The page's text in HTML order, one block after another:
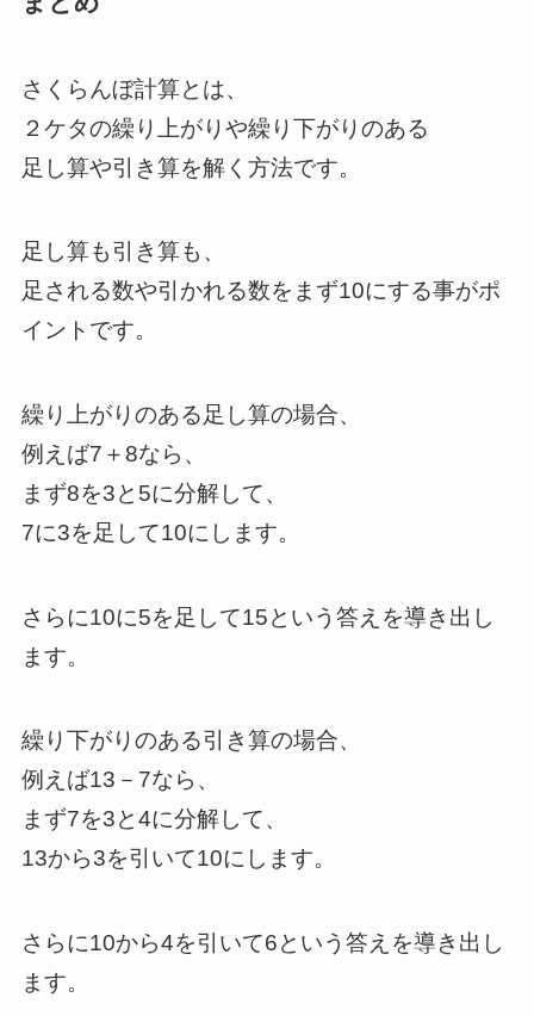
さくらんぼ計算とは、
２ケタの繰り上がりや繰り下がりのある
足し算や引き算を解く方法です。
足し算も引き算も、
足される数や引かれる数をまず10にする事がポ
イントです。
繰り上がりのある足し算の場合、
例えば7＋8なら、
まず8を3と5に分解して、
7に3を足して10にします。
さらに10に5を足して15という答えを導き出し
ます。
繰り下がりのある引き算の場合、
例えば13－7なら、
まず7を3と4に分解して、
13から3を引いて10にします。
さらに10から4を引いて6という答えを導き出し
ます。